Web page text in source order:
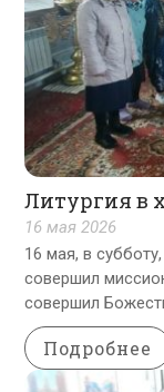
Литургия в
16 мая 2026
16 мая, в
совершил
совершил
Подробнее